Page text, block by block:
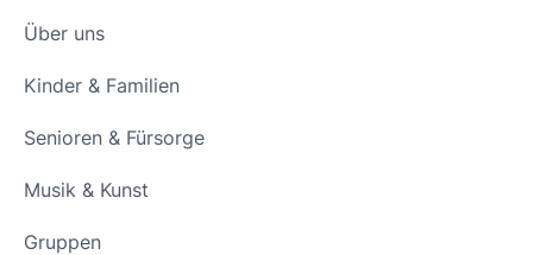
Über uns
Kinder & Familien
Senioren & Fürsorge
Musik & Kunst
Gruppen